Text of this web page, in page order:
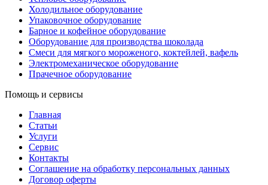
Холодильное оборудование
Упаковочное оборудование
Барное и кофейное оборудование
Оборудование для производства шоколада
Смеси для мягкого мороженого, коктейлей, вафель
Электромеханическое оборудование
Прачечное оборудование
Помощь и сервисы
Главная
Статьи
Услуги
Сервис
Контакты
Соглашение на обработку персональных данных
Договор оферты